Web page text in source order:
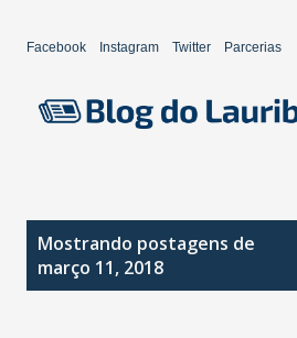
Facebook Instagram Twitter Parcerias
Mostrando postagens de
março 11, 2018